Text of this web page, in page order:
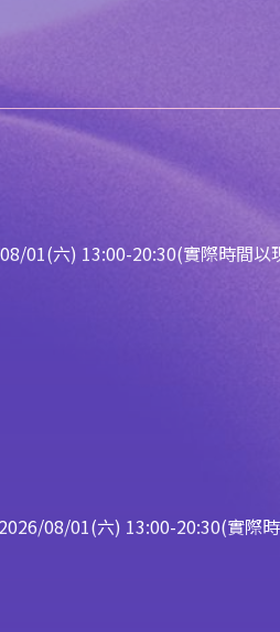
01(六) 13:00-20:30(實際時間
08/01(六) 13:00-20:30(實際